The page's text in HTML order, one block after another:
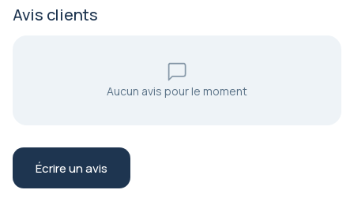
Avis clients
Aucun avis pour le moment
Écrire un avis